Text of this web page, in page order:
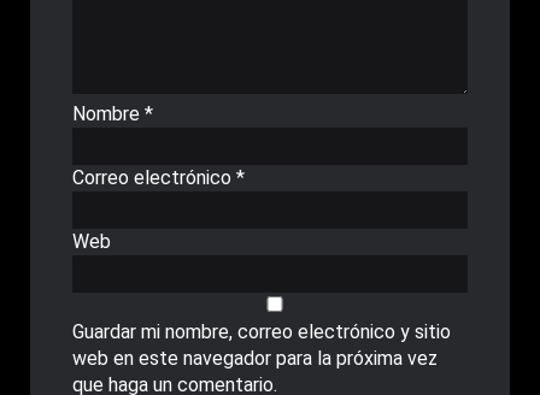
Nombre *
Correo electrónico *
Web
Guardar mi nombre, correo electrónico y sitio
web en este navegador para la próxima vez
que haga un comentario.